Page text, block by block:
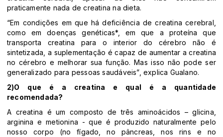
praticamente nada de creatina na dieta.
“Em condições em que há deficiência de creatina cerebral,
como em doenças genéticas*, em que a proteína que
transporta creatina para o interior do cérebro não é
sintetizada, a suplementação é capaz de aumentar a creatina
no cérebro e melhorar sua função. Mas isso não pode ser
generalizado para pessoas saudáveis”, explica Gualano.
2)O que é a creatina e qual é a quantidade
recomendada?
A creatina é um composto de três aminoácidos – glicina,
arginina e metionina - que é produzido naturalmente pelo
nosso corpo (no fígado, no pâncreas, nos rins e no